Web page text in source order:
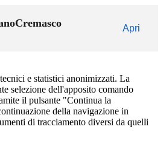
Apri
e statistici anonimizzati. La
selezione dell'apposito comando
il pulsante "Continua la
della navigazione in
di tracciamento diversi da quelli